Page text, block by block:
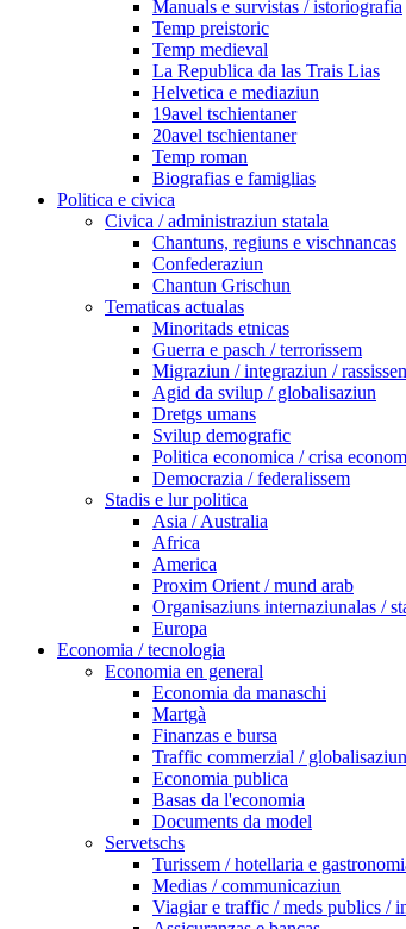
Manuals e survistas / istoriografia
Temp preistoric
Temp medieval
La Republica da las Trais Lias
Helvetica e mediaziun
19avel tschientaner
20avel tschientaner
Temp roman
Biografias e famiglias
Politica e civica
Civica / administraziun statala
Chantuns, regiuns e vischnancas
Confederaziun
Chantun Grischun
Tematicas actualas
Minoritads etnicas
Guerra e pasch / terrorissem
Migraziun / integraziun /
Agid da svilup / globalisaziun
Dretgs umans
Svilup demografic
Politica economica / crisa
Democrazia / federalissem
Stadis e lur politica
Asia / Australia
Africa
America
Proxim Orient / mund arab
Organisaziuns internaziunalas /
Europa
Economia / tecnologia
Economia en general
Economia da manaschi
Martgà
Finanzas e bursa
Traffic commerzial / globalisaziun
Economia publica
Basas da l'economia
Documents da model
Servetschs
Turissem / hotellaria e
Medias / communicaziun
Viagiar e traffic / meds publics /